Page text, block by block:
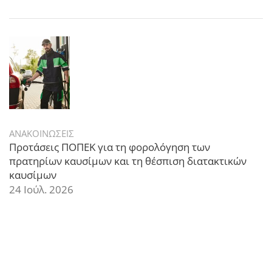
ΑΝΑΚΟΙΝΩΣΕΙΣ
Προτάσεις ΠΟΠΕΚ για τη φορολόγηση των
πρατηρίων καυσίμων και τη θέσπιση διατακτικών
καυσίμων
24 Ιούλ. 2026